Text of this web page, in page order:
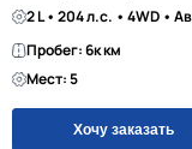
2 L • 204 л.с. • 4WD •
Пробег: 6к км
Мест: 5
Хочу заказать